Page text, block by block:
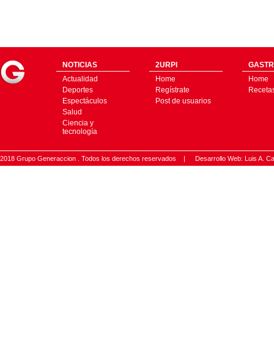
NOTICIAS
Actualidad
Deportes
Espectáculos
Salud
Ciencia y
tecnología
2URPI
Home
Regístrate
Post de usuarios
Home
2018 Grupo Generaccion . Todos los derechos reservados | Desarrollo Web: Luis